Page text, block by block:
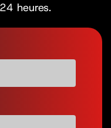
heures.